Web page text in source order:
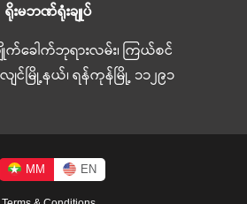
ရိုးမဘဏ်ရုံးချုပ်
ခေါက်ဘုရားလမ်း၊ ကြယ်စင်
ျင်မြို့နယ်၊ ရန်ကုန်မြို့ ၁၁၂၉၁
MM EN